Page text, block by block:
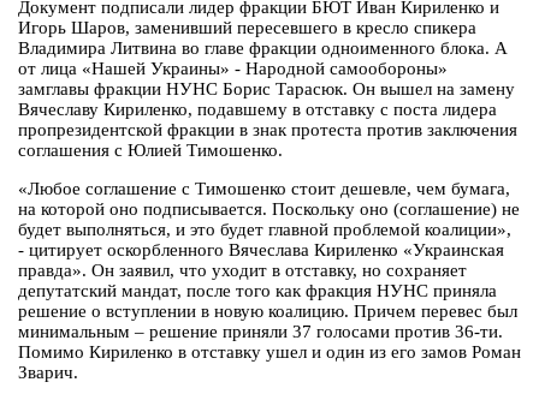
Документ подписали лидер фракции БЮТ Иван Кириленко и
Игорь Шаров, заменивший пересевшего в кресло спикера
Владимира Литвина во главе фракции одноименного блока. А
от лица «Нашей Украины» - Народной самообороны»
замглавы фракции НУНС Борис Тарасюк. Он вышел на замену
Вячеславу Кириленко, подавшему в отставку с поста лидера
пропрезидентской фракции в знак протеста против заключения
соглашения с Юлией Тимошенко.
«Любое соглашение с Тимошенко стоит дешевле, чем бумага,
на которой оно подписывается. Поскольку оно (соглашение) не
будет выполняться, и это будет главной проблемой коалиции»,
- цитирует оскорбленного Вячеслава Кириленко «Украинская
правда». Он заявил, что уходит в отставку, но сохраняет
депутатский мандат, после того как фракция НУНС приняла
решение о вступлении в новую коалицию. Причем перевес был
минимальным – решение приняли 37 голосами против 36-ти.
Помимо Кириленко в отставку ушел и один из его замов Роман
Зварич.